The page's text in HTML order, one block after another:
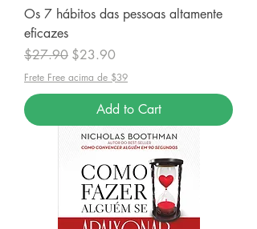
Os 7 hábitos das pessoas altamente
eficazes
Regular Price
$27.90 Sale Price
$23.90
Frete Free acima de $39
Add to Cart